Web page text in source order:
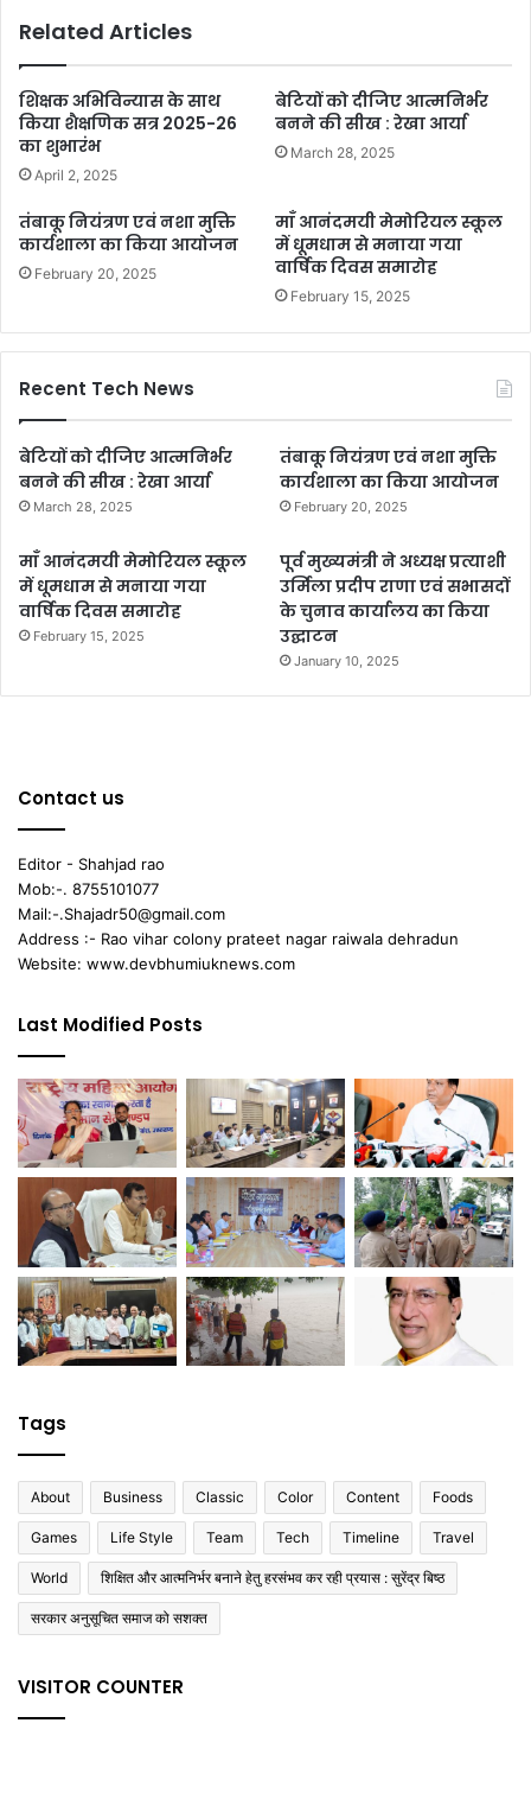
Related Articles
शिक्षक अभिविन्यास के साथ
किया शैक्षणिक सत्र 2025-26
का शुभारंभ
April 2, 2025
बेटियों को दीजिए आत्मनिर्भर
बनने की सीख : रेखा आर्या
March 28, 2025
तंबाकू नियंत्रण एवं नशा मुक्ति
कार्यशाला का किया आयोजन
February 20, 2025
माँ आनंदमयी मेमोरियल स्कूल
में धूमधाम से मनाया गया
वार्षिक दिवस समारोह
February 15, 2025
Recent Tech News
बेटियों को दीजिए आत्मनिर्भर
बनने की सीख : रेखा आर्या
March 28, 2025
तंबाकू नियंत्रण एवं नशा मुक्ति
कार्यशाला का किया आयोजन
February 20, 2025
माँ आनंदमयी मेमोरियल स्कूल
में धूमधाम से मनाया गया
वार्षिक दिवस समारोह
February 15, 2025
पूर्व मुख्यमंत्री ने अध्यक्ष प्रत्याशी
उर्मिला प्रदीप राणा एवं सभासदों
के चुनाव कार्यालय का किया
उद्घाटन
January 10, 2025
Contact us
Editor - Shahjad rao
Mob:-. 8755101077
Mail:-.Shajadr50@gmail.com
Address :- Rao vihar colony prateet nagar raiwala dehradun
Website: www.devbhumiuknews.com
Last Modified Posts
Tags
About Business Classic Color Content Foods
Games Life Style Team Tech Timeline Travel
World शिक्षित और आत्मनिर्भर बनाने हेतु हरसंभव कर रही प्रयास : सुरेंद्र बिष्ठ
सरकार अनुसूचित समाज को सशक्त
VISITOR COUNTER